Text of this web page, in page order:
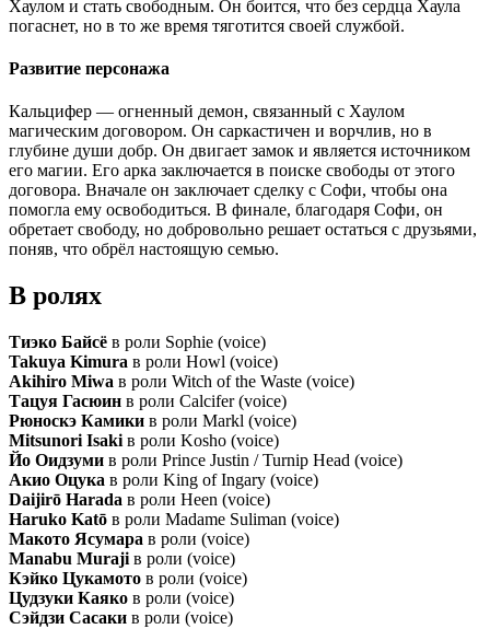
Хаулом и стать свободным. Он боится, что без сердца Хаула
погаснет, но в то же время тяготится своей службой.
Развитие персонажа
Кальцифер — огненный демон, связанный с Хаулом
магическим договором. Он саркастичен и ворчлив, но в
глубине души добр. Он двигает замок и является источником
его магии. Его арка заключается в поиске свободы от этого
договора. Вначале он заключает сделку с Софи, чтобы она
помогла ему освободиться. В финале, благодаря Софи, он
обретает свободу, но добровольно решает остаться с друзьями,
поняв, что обрёл настоящую семью.
В ролях
Тиэко Байсё в роли Sophie (voice)
Takuya Kimura в роли Howl (voice)
Akihiro Miwa в роли Witch of the Waste (voice)
Тацуя Гасюин в роли Calcifer (voice)
Рюноскэ Камики в роли Markl (voice)
Mitsunori Isaki в роли Kosho (voice)
Йо Оидзуми в роли Prince Justin / Turnip Head (voice)
Акио Оцука в роли King of Ingary (voice)
Daijirō Harada в роли Heen (voice)
Haruko Katō в роли Madame Suliman (voice)
Макото Ясумара в роли (voice)
Manabu Muraji в роли (voice)
Кэйко Цукамото в роли (voice)
Цудзуки Каяко в роли (voice)
Сэйдзи Сасаки в роли (voice)